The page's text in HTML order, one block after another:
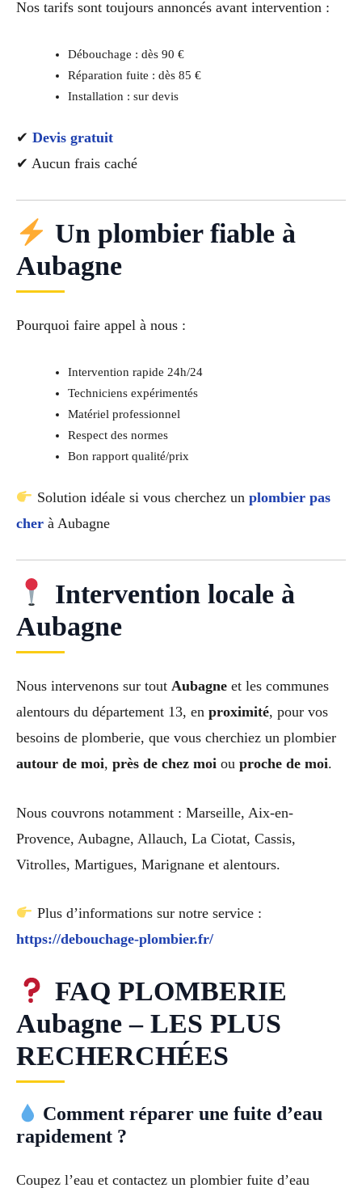
Nos tarifs sont toujours annoncés avant intervention :
Débouchage : dès 90 €
Réparation fuite : dès 85 €
Installation : sur devis
✔ Devis gratuit
✔ Aucun frais caché
Un plombier fiable à
Aubagne
Pourquoi faire appel à nous :
Intervention rapide 24h/24
Techniciens expérimentés
Matériel professionnel
Respect des normes
Bon rapport qualité/prix
Solution idéale si vous cherchez un plombier pas
cher à Aubagne
Intervention locale à
Aubagne
Nous intervenons sur tout Aubagne et les communes
alentours du département 13, en proximité, pour vos
besoins de plomberie, que vous cherchiez un plombier
autour de moi, près de chez moi ou proche de moi.
Nous couvrons notamment : Marseille, Aix-en-
Provence, Aubagne, Allauch, La Ciotat, Cassis,
Vitrolles, Martigues, Marignane et alentours.
Plus d’informations sur notre service :
https://debouchage-plombier.fr/
FAQ PLOMBERIE
Aubagne – LES PLUS
RECHERCHÉES
Comment réparer une fuite d’eau
rapidement ?
Coupez l’eau et contactez un plombier fuite d’eau